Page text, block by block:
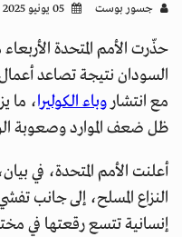
جسور بوست
حذّرت الأمم المتحدة
السودان نتيجة تصاعد
مع انتشاروباء الكوليرا، ما
ظل ضعف الموارد وصعوبة
أعلنت الأمم المتحدة، في
النزاع المسلح، إلى جانب
إنسانية تتسع رقعتها في